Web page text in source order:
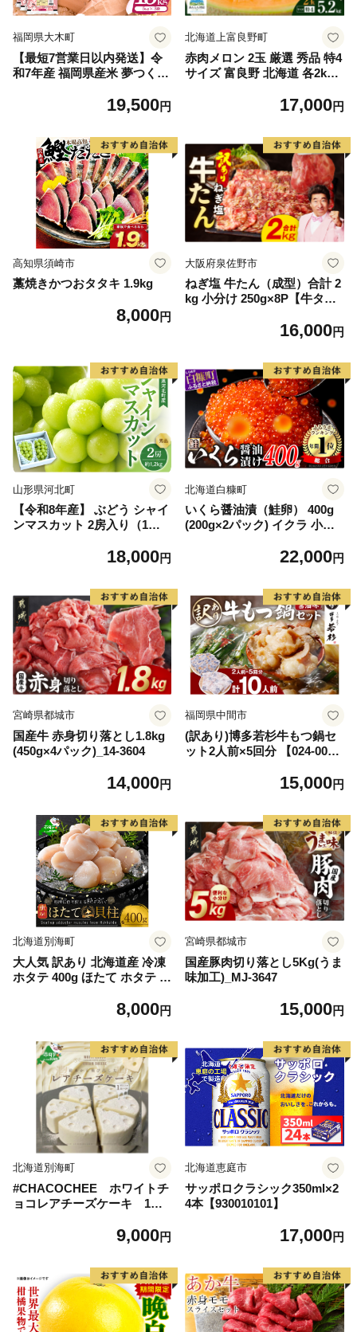
福岡県大木町
【最短7営業日以内発送】令
和7年産 福岡県産米 夢つくし
19,500円
北海道上富良野町
赤肉メロン 2玉 厳選 秀品 特4
サイズ 富良野 北海道 各2kg
富良野 メロン めろん 果物 く
17,000円
高知県須崎市
藁焼きかつおタタキ 1.9kg
8,000円
大阪府泉佐野市
ねぎ塩 牛たん（成型）合計 2
kg 小分け 250g×8P【牛タン
16,000円
山形県河北町
【令和8年産】 ぶどう シャイ
ンマスカット 2房入り（1房6
産【山形eLab】 ka074-023-r
18,000円
北海道白糠町
いくら醤油漬（鮭卵） 400g
(200g×2パック) イクラ 小分
くら醤油漬け 鮭 鮭卵 ikura
大好評品 北海道 白糠町
22,000円
宮崎県都城市
国産牛 赤身切り落とし1.8kg
(450g×4パック)_14-3604
14,000円
福岡県中間市
(訳あり)博多若杉牛もつ鍋セ
ット2人前×5回分 【024-002
15,000円
北海道別海町
大人気 訳あり 北海道産 冷凍
ホタテ 400g ほたて ホタテ 帆
8,000円
宮崎県都城市
国産豚肉切り落とし5Kg(うま
味加工)_MJ-3647
15,000円
北海道別海町
#CHACOCHEE ホワイトチ
ョコレアチーズケーキ 1ホ
海町,チーズ,ちーず,チーズケ
9,000円
北海道恵庭市
サッポロクラシック350ml×2
4本【930010101】
17,000円